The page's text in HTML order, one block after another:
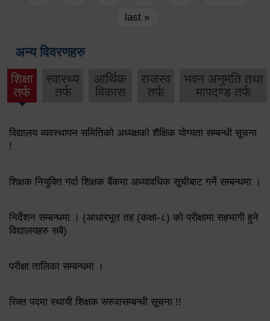
last »
अन्य विवरणहरु
शिक्षा
तर्फ
स्वास्थ्य
तर्फ
आर्थिक
विकास
राजस्व
तर्फ
भवन अनुमति तथा
मापदण्ड तर्फ
विद्यालय व्यवस्थापन समितिको अध्यक्षको शैक्षिक योग्यता सम्बन्धी सूचना
!
शिक्षक नियुक्ति गर्दा शिक्षक बैंकमा अध्यावधिक सूचीबाट गर्ने सम्बन्धमा ।
निर्देशन सम्बन्धमा । (आधारभूत तह (कक्षा-८) को परीक्षामा सहभागी हुने
विद्यालयहरु सबै)
परीक्षा तालिका सम्बन्धमा ।
रिक्त पदमा स्थायी शिक्षक सरुवासम्बन्धी सूचना !!